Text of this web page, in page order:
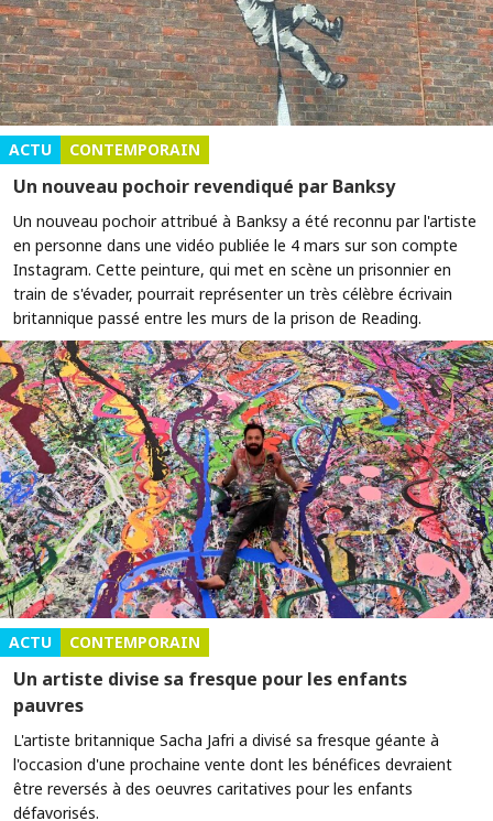
ACTU CONTEMPORAIN
Un nouveau pochoir revendiqué par Banksy
Un nouveau pochoir attribué à Banksy a été reconnu par l'artiste
en personne dans une vidéo publiée le 4 mars sur son compte
Instagram. Cette peinture, qui met en scène un prisonnier en
train de s'évader, pourrait représenter un très célèbre écrivain
britannique passé entre les murs de la prison de Reading.
ACTU CONTEMPORAIN
Un artiste divise sa fresque pour les enfants
pauvres
L'artiste britannique Sacha Jafri a divisé sa fresque géante à
l'occasion d'une prochaine vente dont les bénéfices devraient
être reversés à des oeuvres caritatives pour les enfants
défavorisés.